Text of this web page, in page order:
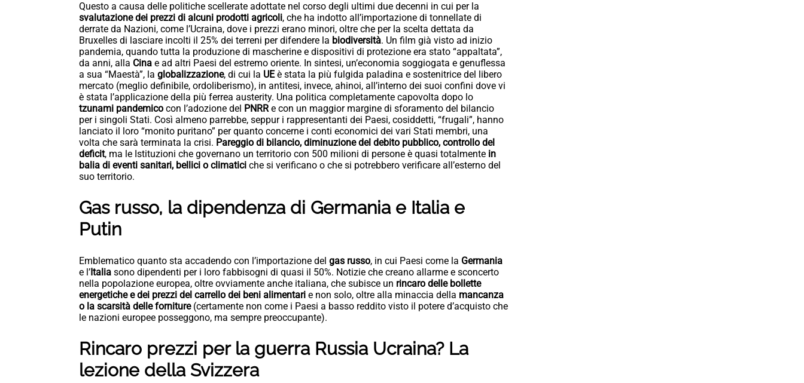
Questo a causa delle politiche scellerate adottate nel corso degli ultimi due decenni in cui per la
svalutazione dei prezzi di alcuni prodotti agricoli, che ha indotto all’importazione di tonnellate di
derrate da Nazioni, come l’Ucraina, dove i prezzi erano minori, oltre che per la scelta dettata da
Bruxelles di lasciare incolti il 25% dei terreni per difendere la biodiversità. Un film già visto ad inizio
pandemia, quando tutta la produzione di mascherine e dispositivi di protezione era stato “appaltata”,
da anni, alla Cina e ad altri Paesi del estremo oriente. In sintesi, un’economia soggiogata e genuflessa
a sua “Maestà”, la globalizzazione, di cui la UEè stata la più fulgida paladina e sostenitrice del libero
mercato (meglio definibile, ordoliberismo), in antitesi, invece, ahinoi, all’interno dei suoi confini dove vi
è stata l’applicazione della più ferrea austerity. Una politica completamente capovolta dopo lo
tzunami pandemico con l’adozione del PNRRe con un maggior margine di sforamento del bilancio
per i singoli Stati. Così almeno parrebbe, seppur i rappresentanti dei Paesi, cosiddetti, “frugali”, hanno
lanciato il loro “monito puritano” per quanto concerne i conti economici dei vari Stati membri, una
volta che sarà terminata la crisi. Pareggio di bilancio, diminuzione del debito pubblico, controllo del
deficit, ma le Istituzioni che governano un territorio con 500 milioni di persone è quasi totalmente in
balia di eventi sanitari, bellici o climatici che si verificano o che si potrebbero verificare all’esterno del
suo territorio.
Gas russo, la dipendenza di Germania e Italia e
Putin
Emblematico quanto sta accadendo con l’importazione del gas russo, in cui Paesi come la Germania
e l’Italia sono dipendenti per i loro fabbisogni di quasi il 50%. Notizie che creano allarme e sconcerto
nella popolazione europea, oltre ovviamente anche italiana, che subisce un rincaro delle bollette
energetiche e dei prezzi del carrello dei beni alimentari e non solo, oltre alla minaccia della mancanza
o la scarsità delle forniture (certamente non come i Paesi a basso reddito visto il potere d’acquisto che
le nazioni europee posseggono, ma sempre preoccupante).
Rincaro prezzi per la guerra Russia Ucraina? La
lezione della Svizzera